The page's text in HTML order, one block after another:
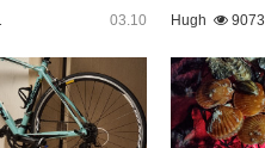
03.10
Hugh
9073